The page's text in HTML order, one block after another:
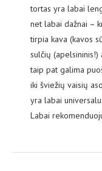
tortas yra labai
net labai dažnai –
tirpia kava (kavos
sulčių
taip pat galima
iki šviežių vaisių
yra labai
Labai